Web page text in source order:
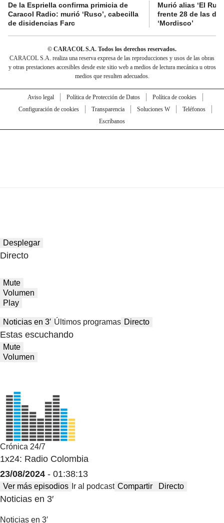
De la Espriella confirma primicia de
Caracol Radio: murió ‘Ruso’, cabecilla
de disidencias Farc
Murió alias ‘El
frente 28 de las
‘Mordisco’
© CARACOL S.A. Todos los derechos reservados.
CARACOL S.A. realiza una reserva expresa de las reproducciones y usos de las obras
y otras prestaciones accesibles desde este sitio web a medios de lectura mecánica u otros
medios que resulten adecuados.
Aviso legal Política de Protección de Datos
Política de cookies
Configuración de cookies
Transparencia Soluciones W
Teléfonos
Escríbanos
Desplegar
Directo
Mute
Volumen
Play
Noticias en 3′ Últimos programas Directo
Estas escuchando
Mute
Volumen
Crónica 24/7
1x24: Radio Colombia
23/08/2024 - 01:38:13
Ver más episodios Ir al podcast Compartir Directo
Noticias en 3′
Noticias en 3′